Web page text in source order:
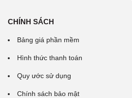
CHÍNH SÁCH
Bảng giá phần mềm
Hình thức thanh toán
Quy ước sử dụng
Chính sách bảo mật